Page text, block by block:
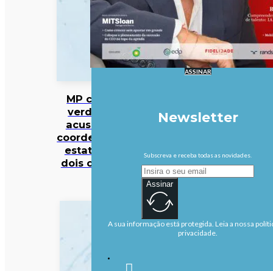
MP cabo-
verdiano
acusa ex-
coordenador
estatal de
dois crimes
ASSINAR
Newsletter
Subscreva e receba todas as novidades.
Assinar
A sua informação está protegida. Leia a nossa
privacidade.